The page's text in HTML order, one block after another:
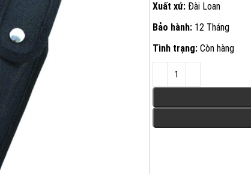
Xuất xứ: Đài Loan
Bảo hành: 12 Tháng
Tình trạng: Còn hàng